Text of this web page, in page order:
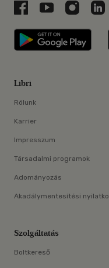
Libri a Facebookon
Libri aLibri
Libri
Rólunk
Karrier
Impresszum
Társadalmi programok
Adományozás
Akadálymentesítési
Szolgáltatás
Boltkereső